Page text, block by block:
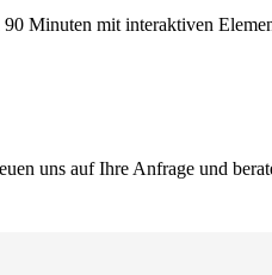
Minuten mit interaktiven
uns auf Ihre Anfrage und